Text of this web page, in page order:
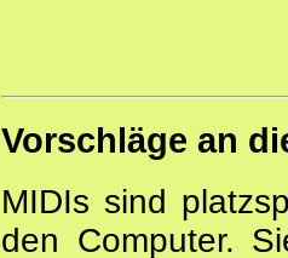
Vorschläge an
MIDIs sind
den Computer.